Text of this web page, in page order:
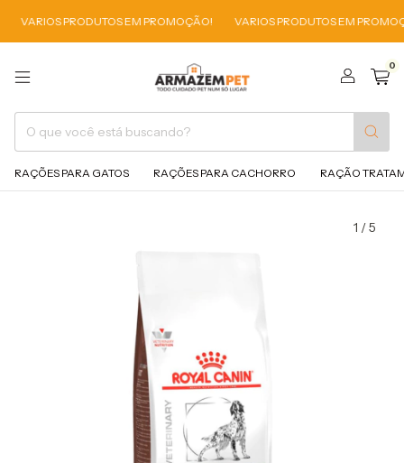
PRODUTOS EM PROMOÇÃO! VARIOS PRODUTOS EM PROMOÇÃO!
0
RAÇÕES PARA GATOS RAÇÕES PARA CACHORRO RAÇÃO
1 /5